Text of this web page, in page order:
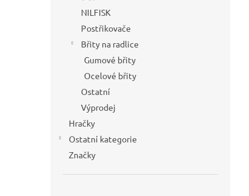
NILFISK
Postřikovače
Břity na radlice
Gumové břity
Ocelové břity
Ostatní
Výprodej
Hračky
Ostatní kategorie
Značky